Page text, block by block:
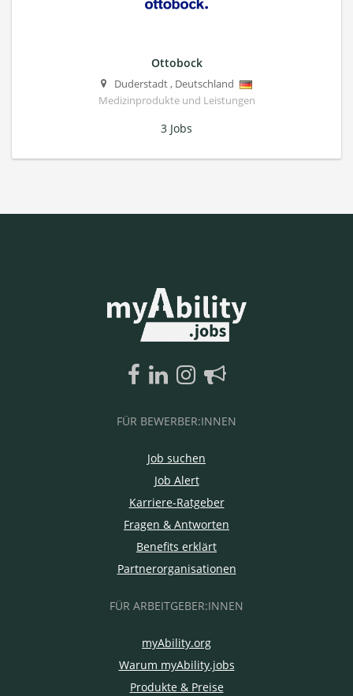
Ottobock
Duderstadt, Deutschland
Medizinprodukte und Leistungen
3 Jobs
FÜR BEWERBER:INNEN
Job suchen
Job Alert
Karriere-Ratgeber
Fragen & Antworten
Benefits erklärt
Partnerorganisationen
FÜR ARBEITGEBER:INNEN
myAbility.org
Warum myAbility.jobs
Produkte & Preise